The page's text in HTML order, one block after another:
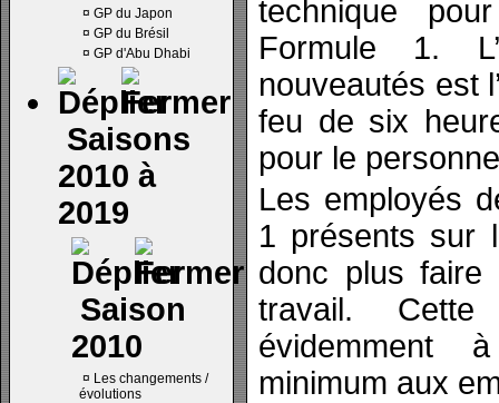
¤ GP du Japon
¤ GP du Brésil
¤ GP d'Abu Dhabi
Saisons
2010 à
2019
Saison
2010
¤ Les changements /
évolutions
technique
Formule 1.
nouveautés est
feu de six
pour le
Les employés
1 présents sur
donc plus faire
travail.
évidemment
minimum aux